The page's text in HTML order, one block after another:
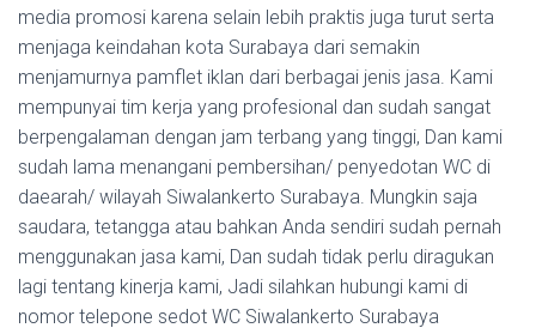
media promosi karena selain lebih praktis juga turut serta
menjaga keindahan kota Surabaya dari semakin
menjamurnya pamflet iklan dari berbagai jenis jasa. Kami
mempunyai tim kerja yang profesional dan sudah sangat
berpengalaman dengan jam terbang yang tinggi, Dan kami
sudah lama menangani pembersihan/ penyedotan WC di
daearah/ wilayah Siwalankerto Surabaya. Mungkin saja
saudara, tetangga atau bahkan Anda sendiri sudah pernah
menggunakan jasa kami, Dan sudah tidak perlu diragukan
lagi tentang kinerja kami, Jadi silahkan hubungi kami di
nomor telepone sedot WC Siwalankerto Surabaya